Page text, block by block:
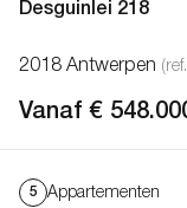
Desguinlei 218
2018 Antwerpen (ref.
Vanaf €
5 Appartementen